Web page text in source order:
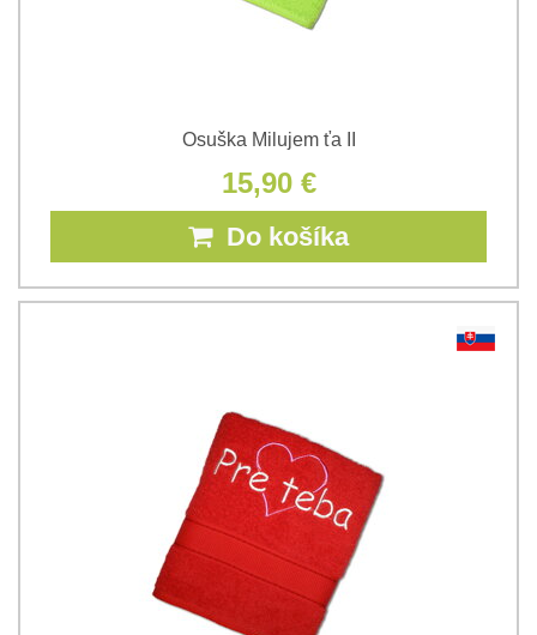
Osuška Milujem ťa II
15,90 €
Do košíka